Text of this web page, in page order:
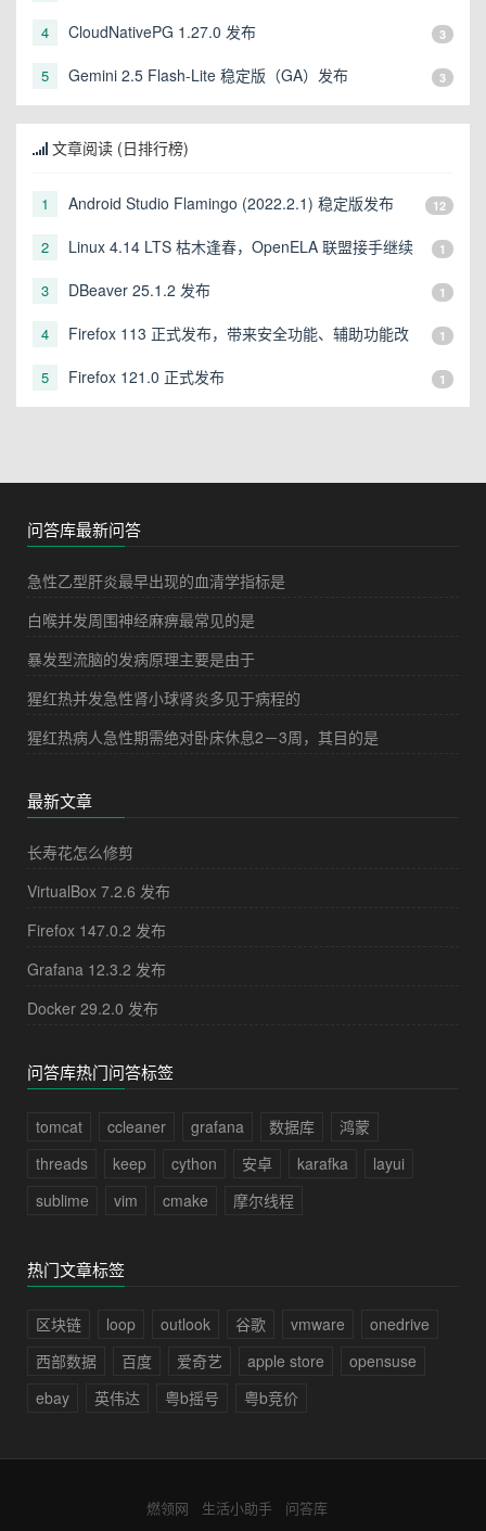
4 CloudNativePG 1.27.0 发布 3
5 Gemini 2.5 Flash-Lite 稳定版（GA）发布 3
文章阅读 (日排行榜)
1 Android Studio Flamingo (2022.2.1) 稳定版发布 12
2
Linux 4.14 LTS 枯木逢春，OpenELA 联盟接手继续
1
3 DBeaver 25.1.2 发布 1
4
Firefox 113 正式发布，带来安全功能、辅助功能改
1
5 Firefox 121.0 正式发布 1
问答库最新问答
急性乙型肝炎最早出现的血清学指标是
白喉并发周围神经麻痹最常见的是
暴发型流脑的发病原理主要是由于
猩红热并发急性肾小球肾炎多见于病程的
猩红热病人急性期需绝对卧床休息2－3周，其目的是
最新文章
长寿花怎么修剪
VirtualBox 7.2.6 发布
Firefox 147.0.2 发布
Grafana 12.3.2 发布
Docker 29.2.0 发布
问答库热门问答标签
tomcat ccleaner grafana 数据库
鸿蒙
threads
keep cython 安卓 karafka
layui
sublime
vim cmake 摩尔线程
热门文章标签
区块链 loop outlook 谷歌 vmware
onedrive
西部数据
百度 爱奇艺 apple store
opensuse
ebay
英伟达 粤b摇号 粤b竞价
燃领网 生活小助手
问答库